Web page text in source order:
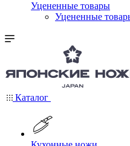
Уцененные товары
Уцененные
Каталог